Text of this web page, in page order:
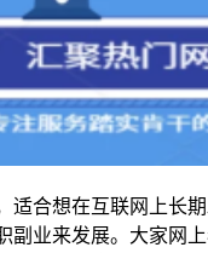
适合想在互联网上长
副业来发展。大家网